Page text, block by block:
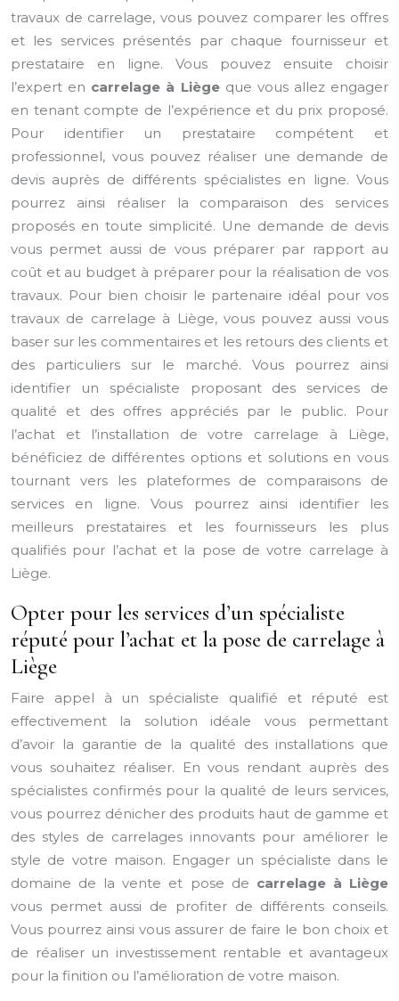
travaux de carrelage, vous pouvez comparer les offres
et les services présentés par chaque fournisseur et
prestataire en ligne. Vous pouvez ensuite choisir
l’expert en carrelage à Liège que vous allez engager
en tenant compte de l’expérience et du prix proposé.
Pour identifier un prestataire compétent et
professionnel, vous pouvez réaliser une demande de
devis auprès de différents spécialistes en ligne. Vous
pourrez ainsi réaliser la comparaison des services
proposés en toute simplicité. Une demande de devis
vous permet aussi de vous préparer par rapport au
coût et au budget à préparer pour la réalisation de vos
travaux. Pour bien choisir le partenaire idéal pour vos
travaux de carrelage à Liège, vous pouvez aussi vous
baser sur les commentaires et les retours des clients et
des particuliers sur le marché. Vous pourrez ainsi
identifier un spécialiste proposant des services de
qualité et des offres appréciés par le public. Pour
l’achat et l’installation de votre carrelage à Liège,
bénéficiez de différentes options et solutions en vous
tournant vers les plateformes de comparaisons de
services en ligne. Vous pourrez ainsi identifier les
meilleurs prestataires et les fournisseurs les plus
qualifiés pour l’achat et la pose de votre carrelage à
Liège.
Opter pour les services d’un spécialiste
réputé pour l’achat et la pose de carrelage à
Liège
Faire appel à un spécialiste qualifié et réputé est
effectivement la solution idéale vous permettant
d’avoir la garantie de la qualité des installations que
vous souhaitez réaliser. En vous rendant auprès des
spécialistes confirmés pour la qualité de leurs services,
vous pourrez dénicher des produits haut de gamme et
des styles de carrelages innovants pour améliorer le
style de votre maison. Engager un spécialiste dans le
domaine de la vente et pose de carrelage à Liège
vous permet aussi de profiter de différents conseils.
Vous pourrez ainsi vous assurer de faire le bon choix et
de réaliser un investissement rentable et avantageux
pour la finition ou l’amélioration de votre maison.